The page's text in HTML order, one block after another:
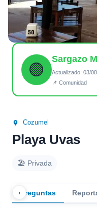
🟢
Sargazo
Actualizado: 03/
📌 Comunidad
Cozumel
Playa Uvas
🏖️ Privada
‹ Preguntas